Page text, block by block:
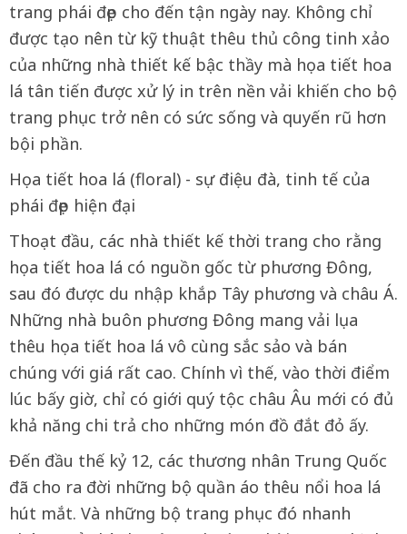
trang phái đẹp cho đến tận ngày nay. Không chỉ
được tạo nên từ kỹ thuật thêu thủ công tinh xảo
của những nhà thiết kế bậc thầy mà họa tiết hoa
lá tân tiến được xử lý in trên nền vải khiến cho bộ
trang phục trở nên có sức sống và quyến rũ hơn
bội phần.
Họa tiết hoa lá (floral) - sự điệu đà, tinh tế của
phái đẹp hiện đại
Thoạt đầu, các nhà thiết kế thời trang cho rằng
họa tiết hoa lá có nguồn gốc từ phương Đông,
sau đó được du nhập khắp Tây phương và châu Á.
Những nhà buôn phương Đông mang vải lụa
thêu họa tiết hoa lá vô cùng sắc sảo và bán
chúng với giá rất cao. Chính vì thế, vào thời điểm
lúc bấy giờ, chỉ có giới quý tộc châu Âu mới có đủ
khả năng chi trả cho những món đồ đắt đỏ ấy.
Đến đầu thế kỷ 12, các thương nhân Trung Quốc
đã cho ra đời những bộ quần áo thêu nổi hoa lá
hút mắt. Và những bộ trang phục đó nhanh